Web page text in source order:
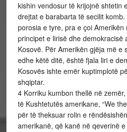
kishin vendosur të krijojnë shtetin
drejtat e barabarta të secilit
porosia e tyre, pra e çoi
principet e lirisë dhe demokracisë
Kosovë. Për Amerikën gjëja më e
edhe këtë ditë, është fjala liri e
Kosovës ishte emër kuptimplotë
shqiptar.
4 Korriku kumbon thellë në
të Kushtetutës amerikane, “We
për të theksuar rolin e
amerikanë, që kanë në qeverinë